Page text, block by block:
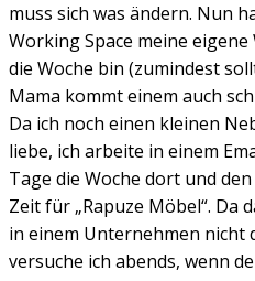
muss sich was ändern. Nun
Working Space meine
die Woche bin (zumindest
Mama kommt einem auch
Da ich noch einen kleinen
liebe, ich arbeite in einem
Tage die Woche dort und
Zeit für „Rapuze Möbel“. Da
in einem Unternehmen nicht
versuche ich abends, wenn